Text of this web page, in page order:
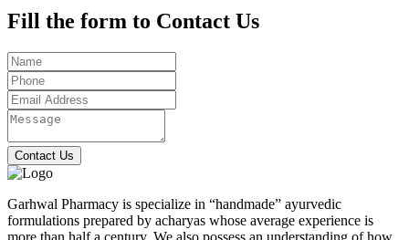
Fill the form to Contact Us
Contact Us
Garhwal Pharmacy is specialize in “handmade” ayurvedic
formulations prepared by acharyas whose average experience is
more than half a century. We also possess an understanding of how